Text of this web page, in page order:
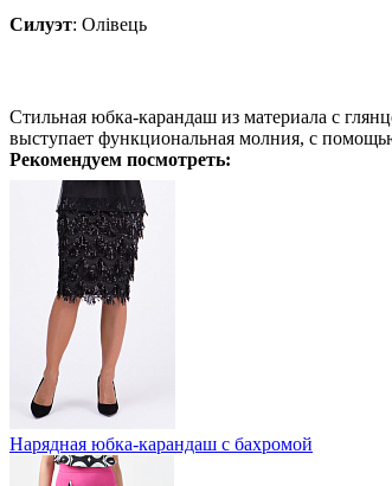
Силуэт: Олівець
Стильная юбка-карандаш из материала с
выступает функциональная молния, с
Рекомендуем посмотреть:
Нарядная юбка-карандаш с бахромой